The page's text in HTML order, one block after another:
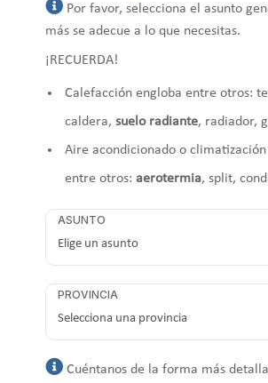
Por favor, selecciona el asunto
más se adecue a lo que necesitas.
¡RECUERDA!
Calefacción engloba entre otros:
caldera, suelo radiante, radiador,
Aire acondicionado o
entre otros: aerotermia, split,
ASUNTO
PROVINCIA
Cuéntanos de la forma más